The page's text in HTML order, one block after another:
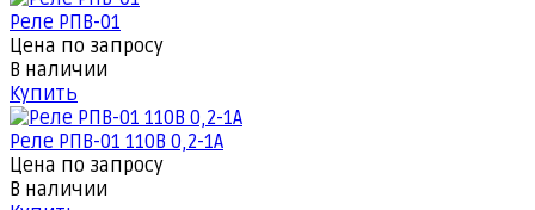
Реле РПВ-01
Цена по запросу
В наличии
Купить
Реле РПВ-01 110В 0,2-1А
Цена по запросу
В наличии